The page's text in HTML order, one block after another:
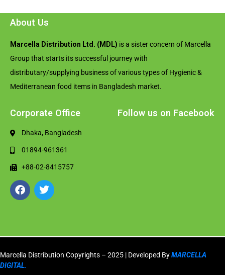
About Us
Marcella Distribution Ltd. (MDL) is a sister concern of Marcella
Group that starts its successful journey with
distributary/supplying business of various types of Hygienic &
Mediterranean food items in Bangladesh market.
Corporate Office
Dhaka, Bangladesh
01894-961361
+88-02-8415757
Follow us on Facebook
Marcella Distribution Copyrights – 2025 | Developed ByMARCELLA
DIGITAL.